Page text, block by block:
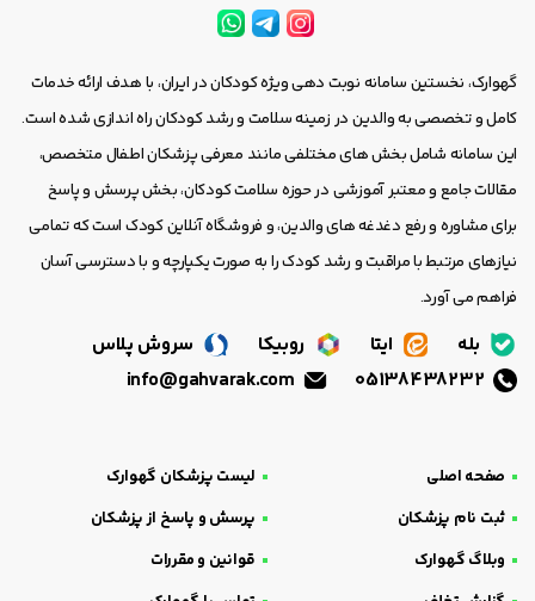
گهوارک، نخستین سامانه نوبت دهی ویژه کودکان در ایران، با هدف ارائه خدمات
کامل و تخصصی به والدین در زمینه سلامت و رشد کودکان راه اندازی شده است.
این سامانه شامل بخش های مختلفی مانند معرفی پزشکان اطفال متخصص،
مقالات جامع و معتبر آموزشی در حوزه سلامت کودکان، بخش پرسش و پاسخ
برای مشاوره و رفع دغدغه های والدین، و فروشگاه آنلاین کودک است که تمامی
نیازهای مرتبط با مراقبت و رشد کودک را به صورت یکپارچه و با دسترسی آسان
فراهم می آورد.
بله ایتا روبیکا
سروش پلاس
صفحه اصلی
لیست پزشکان گهوارک
ثبت نام پزشکان
پرسش و پاسخ از پزشکان
وبلاگ گهوارک
قوانین و مقررات